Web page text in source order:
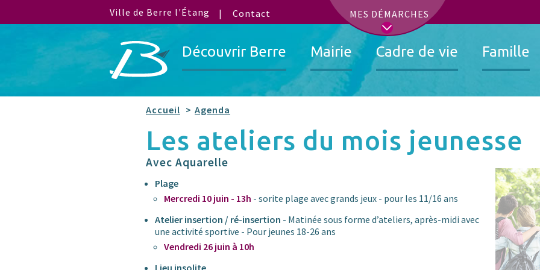
Ville de Berre l'Étang MES DÉMARCHES
Contact
Découvrir Berre Mairie Cadre de vie Famille
Accueil Agenda
Les ateliers du mois jeunesse
Avec Aquarelle
Plage
Mercredi 10 juin - 13h - sorite plage avec grands jeux - pour les 11/16 ans
Atelier insertion / ré-insertion - Matinée sous forme d’ateliers, après-midi avec
une activité sportive - Pour jeunes 18-26 ans
Vendredi 26 juin à 10h